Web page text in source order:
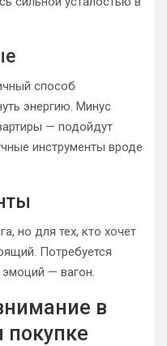
способ
энергию. Минус
— подойдут
инструменты вроде
но для тех, кто хочет
Потребуется
— вагон.
в
покупке